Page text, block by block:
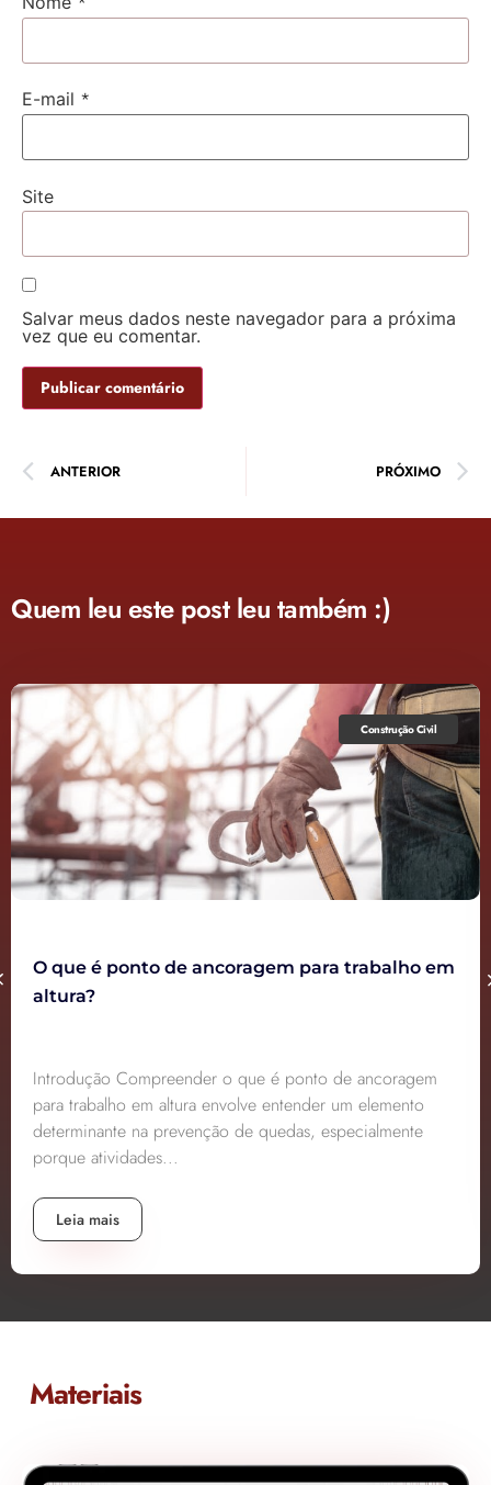
E-mail *
Site
Salvar meus dados neste navegador para a próxima
vez que eu comentar.
ANTERIOR PRÓXIMO
Quem leu este post leu também :)
Construção Civil
O que é ponto de ancoragem para trabalho em
altura?
Introdução Compreender o que é ponto de ancoragem
para trabalho em altura envolve entender um elemento
determinante na prevenção de quedas, especialmente
porque atividades...
Leia mais
Materiais